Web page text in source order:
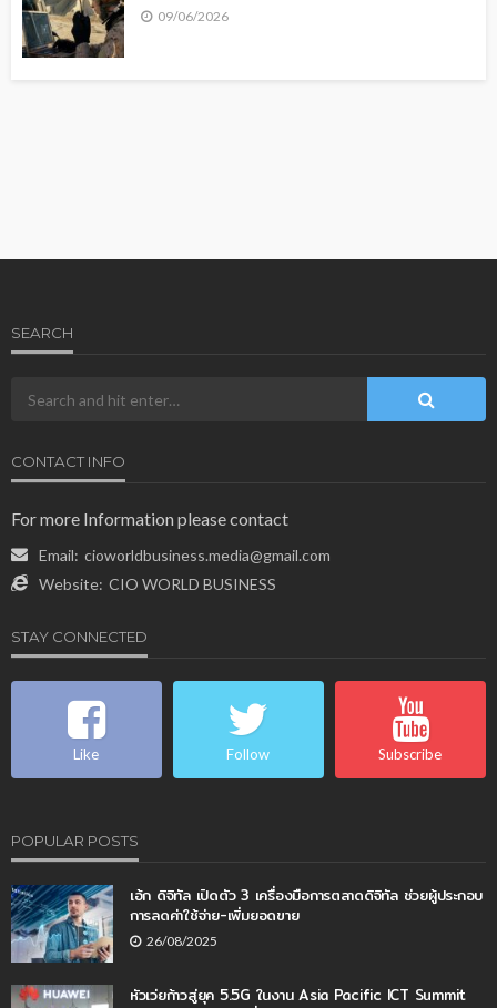
09/06/2026
SEARCH
CONTACT INFO
For more Information please contact
Email: cioworldbusiness.media@gmail.com
Website: CIO WORLD BUSINESS
STAY CONNECTED
Like Follow Subscribe
POPULAR POSTS
เอ้ก ดิจิทัล เปิดตัว 3 เครื่องมือการตลาดดิจิทัล ช่วยผู้ประกอบ
การลดค่าใช้จ่าย-เพิ่มยอดขาย
26/08/2025
หัวเว่ยก้าวสู่ยุค 5.5G ในงาน Asia Pacific ICT Summit